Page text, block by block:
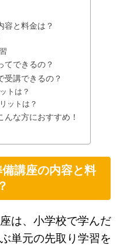
容と料金は？
てできるの？
受講できるの？
トは？
ットは？
な方におすすめ！
講座の内容と料
は、小学校で学んだ
単元の先取り学習を